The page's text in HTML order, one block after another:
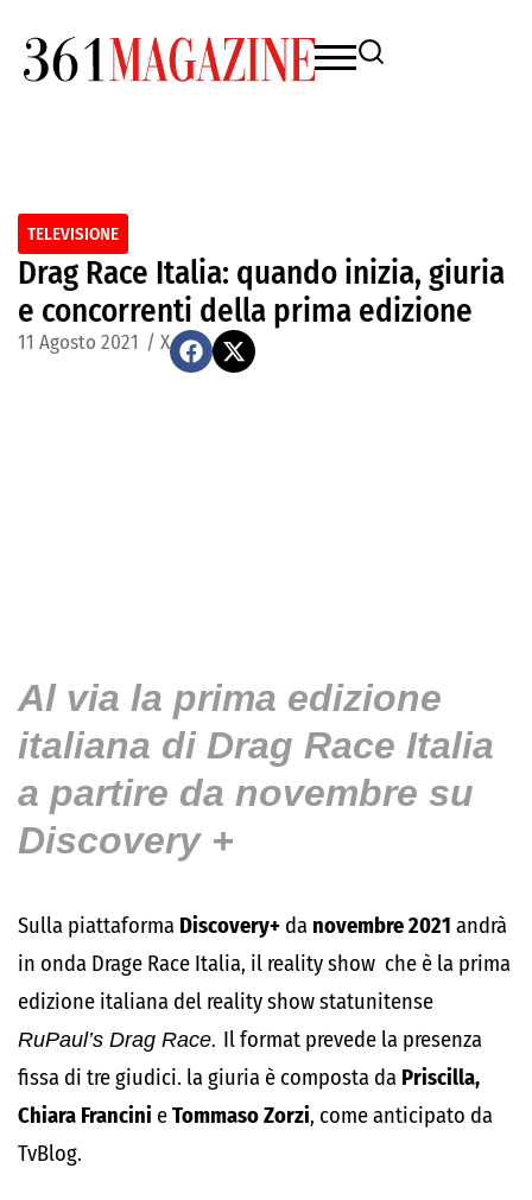
TELEVISIONE
Drag Race Italia: quando inizia, giuria
e concorrenti della prima edizione
11 Agosto 2021 / X
Al via la prima edizione
italiana di Drag Race Italia
a partire da novembre su
Discovery +
Sulla piattaforma Discovery+ da novembre 2021 andrà
in onda Drage Race Italia, il reality show che è la prima
edizione italiana del reality show statunitense
RuPaul’s Drag Race. Il format prevede la presenza
fissa di tre giudici. la giuria è composta da Priscilla,
Chiara Francini eTommaso Zorzi, come anticipato da
TvBlog.